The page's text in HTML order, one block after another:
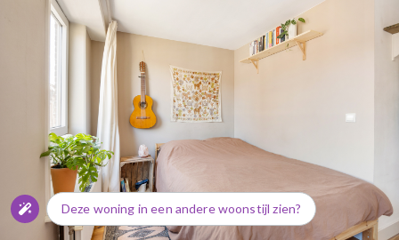
Deze woning in een andere woonstijl zien?